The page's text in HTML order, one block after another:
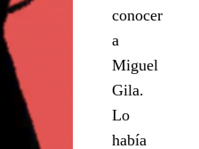
conocer
a
Miguel
Gila.
Lo
había